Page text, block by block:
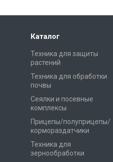
Каталог
Техника для защиты
растений
Техника для обработки
почвы
Сеялки и посевные
комплексы
Прицепы/полуприцепы/
кормораздатчики
Техника для
зернообработки